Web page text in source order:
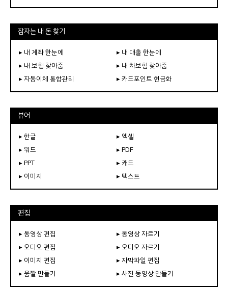
잠자는 내 돈 찾기
▸ 내 계좌 한눈에
▸ 내 대출 한눈에
▸ 내 보험 찾아줌
▸ 내 차보험 찾아줌
▸ 자동이체 통합관리
▸ 카드포인트 현금화
뷰어
▸ 한글
▸ 엑셀
▸ 워드
▸ PDF
▸ PPT
▸ 캐드
▸ 이미지
▸ 텍스트
편집
▸ 동영상 편집
▸ 동영상 자르기
▸ 오디오 편집
▸ 오디오 자르기
▸ 이미지 편집
▸ 자막파일 편집
▸ 움짤 만들기
▸ 사진 동영상 만들기